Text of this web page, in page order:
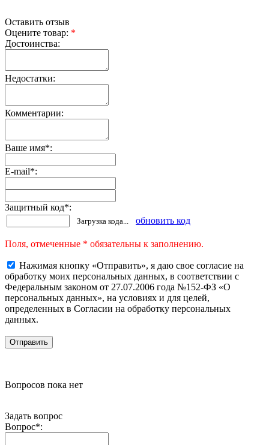
Оставить отзыв
Оцените товар: *
Достоинства:
Недостатки:
Комментарии:
Ваше имя*:
E-mail*:
Защитный код*:
Загрузка кода... обновить код
Поля, отмеченные * обязательны к заполнению.
Нажимая кнопку «Отправить», я даю свое согласие на
обработку моих персональных данных, в соответствии с
Федеральным законом от 27.07.2006 года №152-ФЗ «О
персональных данных», на условиях и для целей,
определенных в Согласии на обработку персональных
данных.
Вопросов пока нет
Задать вопрос
Вопрос*: